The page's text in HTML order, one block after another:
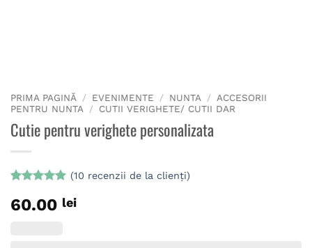
PRIMA PAGINĂ / EVENIMENTE / NUNTA / ACCESORII
PENTRU NUNTA / CUTII VERIGHETE/ CUTII DAR
Cutie pentru verighete personalizata
5din 5 pe
baza a
(10 recenzii de la clienți)
60.00 lei